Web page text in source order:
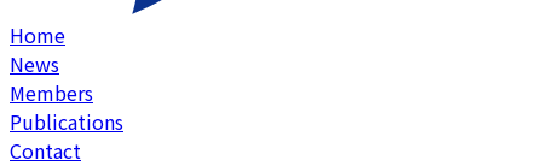
Home
News
Members
Publications
Contact